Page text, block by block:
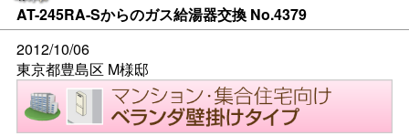
AT-245RA-Sからのガス給湯器交換 No.4379
2012/10/06
東京都豊島区 M様邸